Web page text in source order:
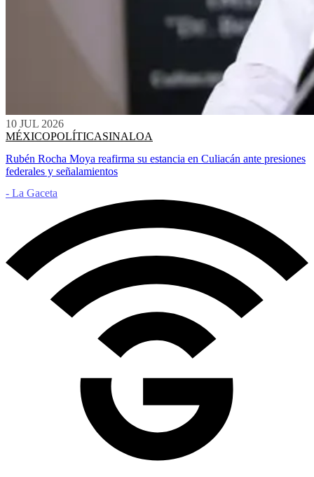
10 JUL 2026
MÉXICOPOLÍTICASINALOA
Rubén Rocha Moya reafirma su estancia en Culiacán ante presiones
federales y señalamientos
- La Gaceta